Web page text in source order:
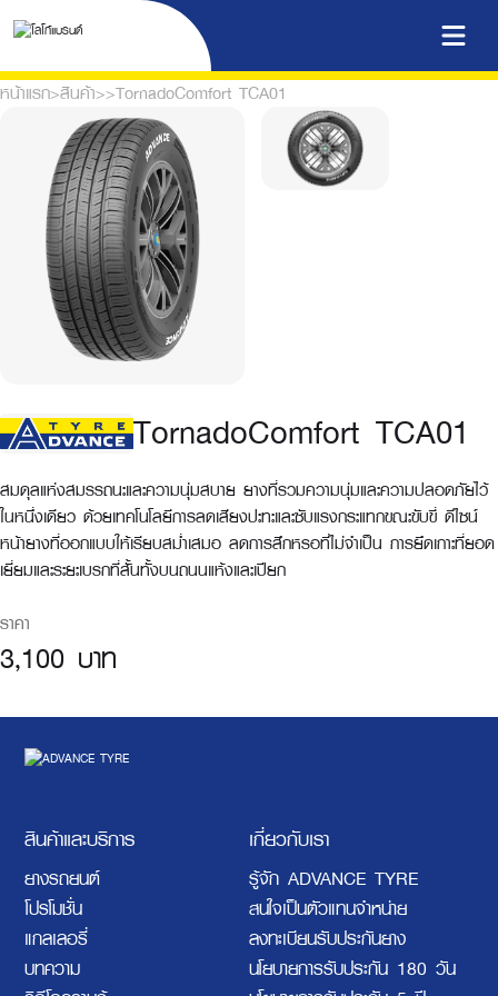
หน้าแรก>สินค้า>>TornadoComfort TCA01
TornadoComfort TCA01
สมดุลแห่งสมรรถนะและความนุ่มสบาย ยางที่รวมความนุ่มและความปลอดภัยไว้
ในหนึ่งเดียว ด้วยเทคโนโลยีการลดเสียงปะทะและซับแรงกระแทกขณะขับขี่ ดีไซน์
หน้ายางที่ออกแบบให้เรียบสม่ำเสมอ ลดการสึกหรอที่ไม่จำเป็น การยึดเกาะที่ยอด
เยี่ยมและระยะเบรกที่สั้นทั้งบนถนนแห้งและเปียก
ราคา
3,100 บาท
สินค้าและบริการ
ยางรถยนต์
โปรโมชั่น
แกลเลอรี่
บทความ
เกี่ยวกับเรา
รู้จัก ADVANCE TYRE
สนใจเป็นตัวแทนจำหน่าย
ลงทะเบียนรับประกันยาง
นโยบายการรับประกัน 180 วัน